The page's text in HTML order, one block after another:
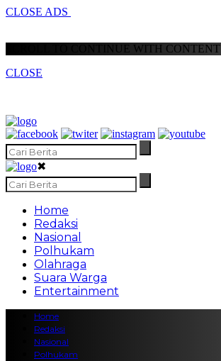
CLOSE ADS
SCROLL TO CONTINUE WITH CONTENT
CLOSE
✖
Home
Redaksi
Nasional
Polhukam
Olahraga
Suara Warga
Entertainment
Home
Redaksi
Nasional
Polhukam